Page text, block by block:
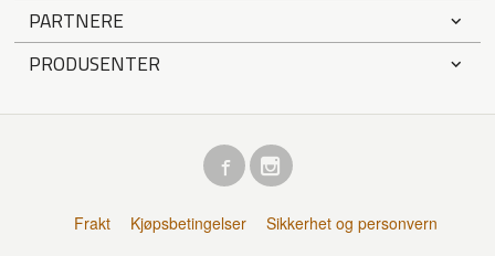
PARTNERE
PRODUSENTER
Frakt Kjøpsbetingelser
Sikkerhet og personvern